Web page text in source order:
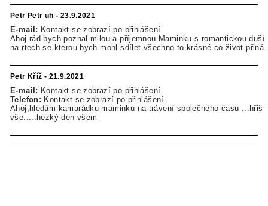
Petr Petr uh - 23.9.2021
E-mail: Kontakt se zobrazí po přihlášení
Ahoj rád bych poznal milou a příjemnou Maminku s romantickou duší
na rtech se kterou bych mohl sdílet všechno to krásné co život
Petr Kříž - 21.9.2021
E-mail: Kontakt se zobrazí po přihlášení
Telefon: Kontakt se zobrazí po přihlášení
Ahoj,hledám kamarádku maminku na trávení společného času
vše.....hezký den všem